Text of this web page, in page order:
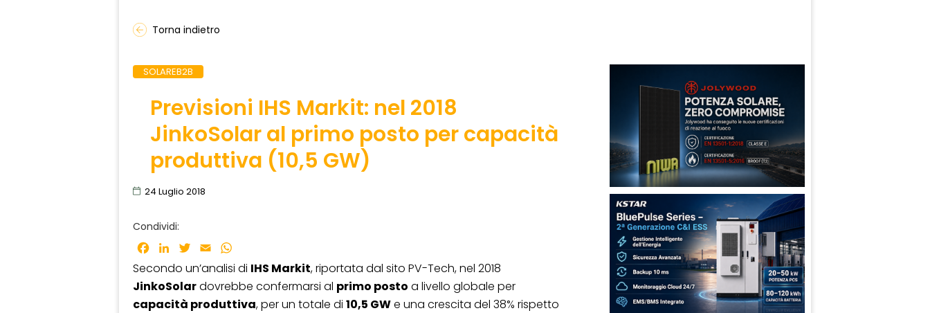
Torna indietro
SOLAREB2B
Previsioni IHS Markit: nel 2018
JinkoSolar al primo posto per capacità
produttiva (10,5 GW)
24 Luglio 2018
Condividi:
Facebook
LinkedInTwitter
Email
Secondo un’analisi di IHS Markit, riportata dal sito PV-Tech, nel 2018
JinkoSolardovrebbe confermarsi al primo posto a livello globale per
capacità produttiva, per un totale di 10,5 GWe una crescita del 38% rispetto